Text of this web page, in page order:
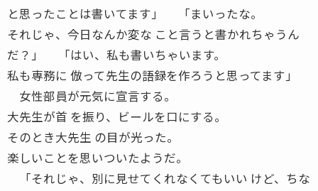
と思ったことは書いてます」 「まいったな。
それじゃ、今日なんか変な こと言うと書かれちゃうん
だ？」 「はい、私も書いちゃいます。
私も専務に 倣って先生の語録を作ろうと思ってます」
女性部員が元気に宣言する。
大先生が首 を振り、ビールを口にする。
そのとき大先生 の目が光った。
楽しいことを思いついたようだ。
「それじゃ、別に見せてくれなくてもいい けど、ちな